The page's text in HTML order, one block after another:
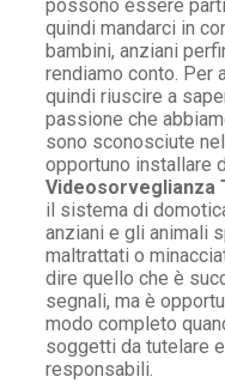
possono essere
quindi mandarci in
bambini, anziani
rendiamo conto. Per
quindi riuscire a
passione che
sono sconosciute
opportuno installare
Videosorveglianza
il sistema di
anziani e gli animali
maltrattati o
dire quello che è
segnali, ma è
modo completo
soggetti da tutelare
responsabili.